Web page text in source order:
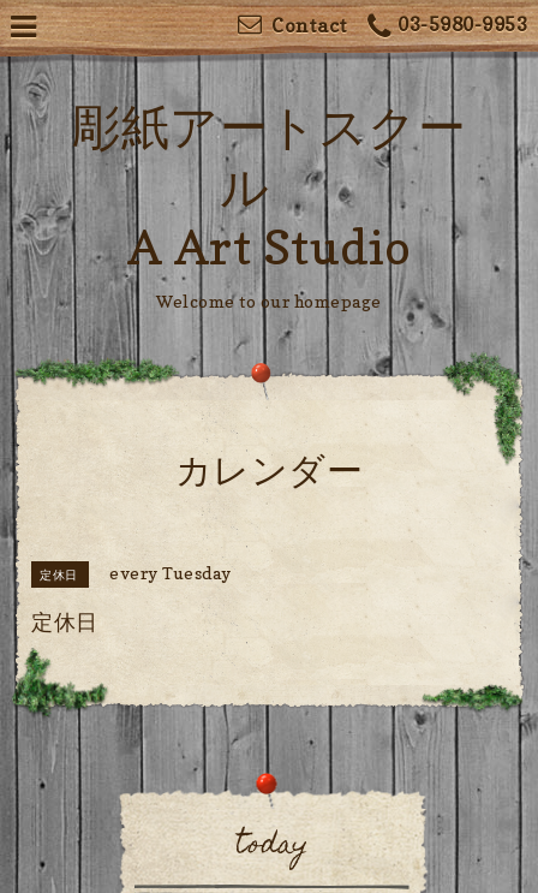
03-5980-9953
Contact
彫紙アートスクー
ル
A Art Studio
Welcome to our homepage
カレンダー
定休日 every Tuesday
定休日
today